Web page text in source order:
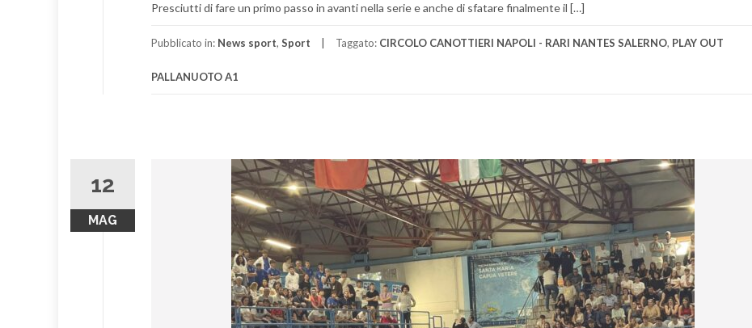
Presciutti di fare un primo passo in avanti nella serie e anche di sfatare finalmente il […]
Pubblicato in: News sport, Sport Taggato: CIRCOLO CANOTTIERI NAPOLI - RARI NANTES SALERNO, PLAY OUT
PALLANUOTO A1
12
MAG